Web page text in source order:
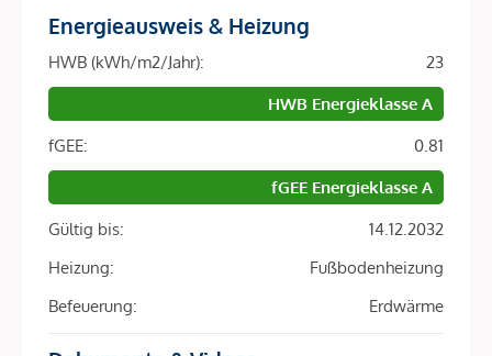
Botschaften und Wiener Top-Arbeitgebern ist die
Vermietbarkeit in dieser Lage hervorragend.
ökologisch zukunftsweisende Bauweise und eine
DGNB-Gold-Zertifizierung sichern langfristige
Architektur & Nachhaltigkeit – Zukunftssicherheit fürs
Investment
Das LeopoldQuartier ist Europas erstes Stadtquartier in
Holz-Hybrid-Bauweise und setzt Maßstäbe für ökologisches
Energieausweis & Heizung
HWB (kWh/m2/Jahr):
23
HWB Energieklasse A
fGEE:
0.81
fGEE Energieklasse A
Gültig bis:
14.12.2032
Heizung:
Fußbodenheizung
Befeuerung:
Erdwärme